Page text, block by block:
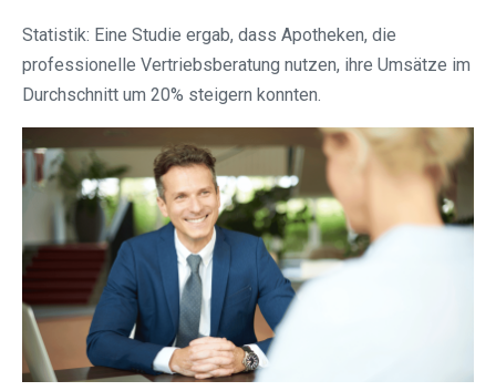
Statistik: Eine Studie ergab, dass Apotheken, die
professionelle Vertriebsberatung nutzen, ihre Umsätze im
Durchschnitt um 20% steigern konnten.